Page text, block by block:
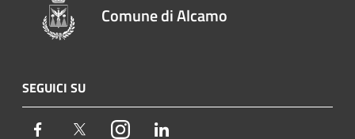
Comune di Alcamo
SEGUICI SU
Facebook TwitterInstagram